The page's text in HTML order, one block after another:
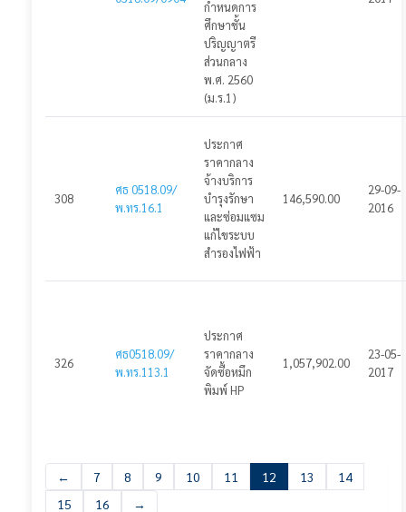
กำหนดการ
ศึกษาชั้น
ปริญญาตรี
ส่วนกลาง
พ.ศ. 2560
(ม.ร.1)
308
ศธ 0518.09/
พ.ทร.16.1
ประกาศ
ราคากลาง
จ้างบริการ
บำรุงรักษา
และซ่อมแซม
แก้ไขระบบ
สำรองไฟฟ้า
146,590.00
29-09-
2016
326
ศธ0518.09/
พ.ทร.113.1
ประกาศ
ราคากลาง
จัดซื้อหมึก
พิมพ์ HP
1,057,902.00
23-05-
2017
← 7 8 9 10 11 12 13
14
15
16 →